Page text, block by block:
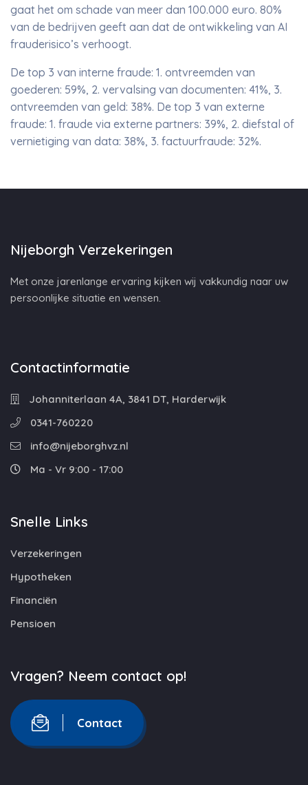
gaat het om schade van meer dan 100.000 euro. 80%
van de bedrijven geeft aan dat de ontwikkeling van AI
frauderisico’s verhoogt.
De top 3 van interne fraude: 1. ontvreemden van
goederen: 59%, 2. vervalsing van documenten: 41%, 3.
ontvreemden van geld: 38%. De top 3 van externe
fraude: 1. fraude via externe partners: 39%, 2. diefstal of
vernietiging van data: 38%, 3. factuurfraude: 32%.
Nijeborgh Verzekeringen
Met onze jarenlange ervaring kijken wij vakkundig naar uw
persoonlijke situatie en wensen.
Contactinformatie
Johanniterlaan 4A, 3841 DT, Harderwijk
0341-760220
info@nijeborghvz.nl
Ma - Vr 9:00 - 17:00
Snelle Links
Verzekeringen
Hypotheken
Financiën
Pensioen
Vragen? Neem contact op!
Contact